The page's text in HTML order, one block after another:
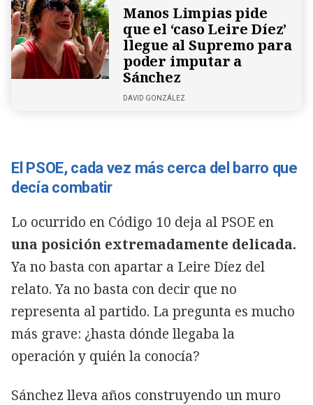
Manos Limpias pide
que el ‘caso Leire Díez’
llegue al Supremo para
poder imputar a
Sánchez
DAVID GONZÁLEZ
El PSOE, cada vez más cerca del barro que
decía combatir
Lo ocurrido en Código 10 deja al PSOE en
una posición extremadamente delicada.
Ya no basta con apartar a Leire Díez del
relato. Ya no basta con decir que no
representa al partido. La pregunta es mucho
más grave: ¿hasta dónde llegaba la
operación y quién la conocía?
Sánchez lleva años construyendo un muro